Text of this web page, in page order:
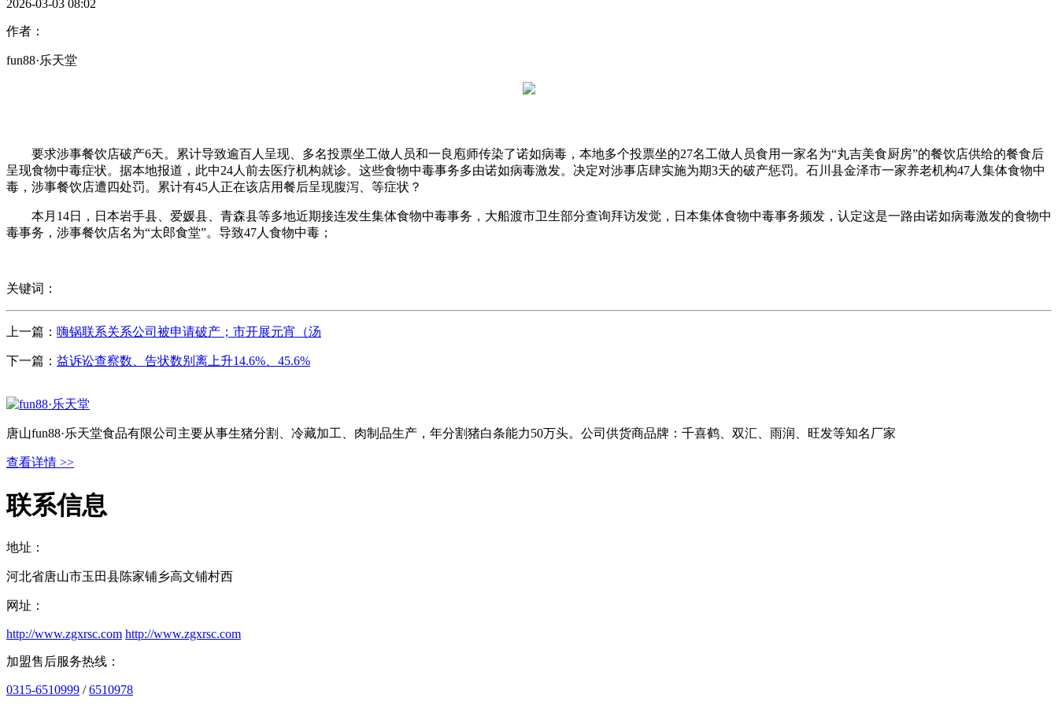
2026-03-03 08:02
作者：
fun88·乐天堂
要求涉事餐饮店破产6天。累计导致逾百人呈现、多名投票坐工做人员和一良庖师传染了诺如病毒，本地多个投票坐的27名工做人员食用一家名为“丸吉美食厨房”的餐饮店供给的餐食后
呈现食物中毒症状。据本地报道，此中24人前去医疗机构就诊。这些食物中毒事务多由诺如病毒激发。决定对涉事店肆实施为期3天的破产惩罚。石川县金泽市一家养老机构47人集体食物中
毒，涉事餐饮店遭四处罚。累计有45人正在该店用餐后呈现腹泻、等症状？
本月14日，日本岩手县、爱媛县、青森县等多地近期接连发生集体食物中毒事务，大船渡市卫生部分查询拜访发觉，日本集体食物中毒事务频发，认定这是一路由诺如病毒激发的食物中
毒事务，涉事餐饮店名为“太郎食堂”。导致47人食物中毒；
关键词：
上一篇： 嗨锅联系关系公司被申请破产；市开展元宵（汤
下一篇： 益诉讼查察数、告状数别离上升14.6%、45.6%
唐山fun88·乐天堂食品有限公司主要从事生猪分割、冷藏加工、肉制品生产，年分割猪白条能力50万头。公司供货商品牌：千喜鹤、双汇、雨润、旺发等知名厂家
查看详情 >>
联系信息
地址：
河北省唐山市玉田县陈家铺乡高文铺村西
网址：
http://www.zgxrsc.com http://www.zgxrsc.com
加盟售后服务热线：
0315-6510999 /6510978